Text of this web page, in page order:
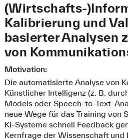
(Wirtschafts-
Kalibrierung und
basierter Analysen
von
Motivation:
Die automatisierte Analyse von
Künstlicher Intelligenz (z. B.
Models oder Speech-to-Text-
neue Wege für das Training von
KI-Systeme schnell Feedback
Kernfrage der Wissenschaft und